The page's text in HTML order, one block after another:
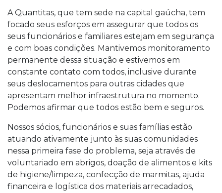
A Quantitas, que tem sede na capital gaúcha, tem
focado seus esforços em assegurar que todos os
seus funcionários e familiares estejam em segurança
e com boas condições. Mantivemos monitoramento
permanente dessa situação e estivemos em
constante contato com todos, inclusive durante
seus deslocamentos para outras cidades que
apresentam melhor infraestrutura no momento.
Podemos afirmar que todos estão bem e seguros.
Nossos sócios, funcionários e suas famílias estão
atuando ativamente junto às suas comunidades
nessa primeira fase do problema, seja através de
voluntariado em abrigos, doação de alimentos e kits
de higiene/limpeza, confecção de marmitas, ajuda
financeira e logística dos materiais arrecadados,